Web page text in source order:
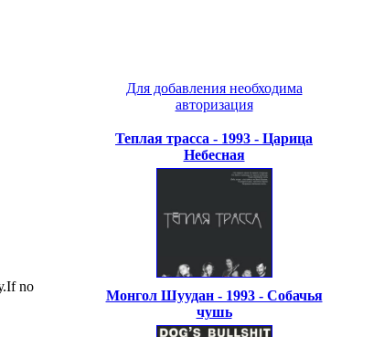
no
Для добавления необходима
авторизация
Теплая трасса - 1993 - Царица
Небесная
Монгол Шуудан - 1993 - Собачья
чушь